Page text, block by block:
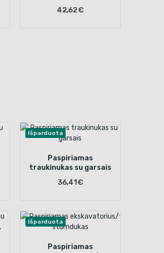
42,62 €
Išparduota
Paspiriamas
traukinukas su garsais
36,41 €
Išparduota
Paspiriamas